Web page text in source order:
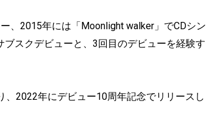
、2015年には「Moonlight walker」でCDシン
スクデビューと、3回目のデビューを経験す
2022年にデビュー10周年記念でリリースし